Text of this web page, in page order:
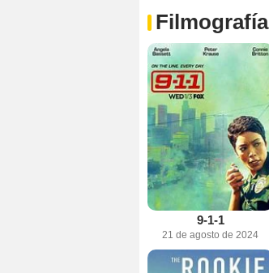
Filmografía
9-1-1
21 de agosto de 2024